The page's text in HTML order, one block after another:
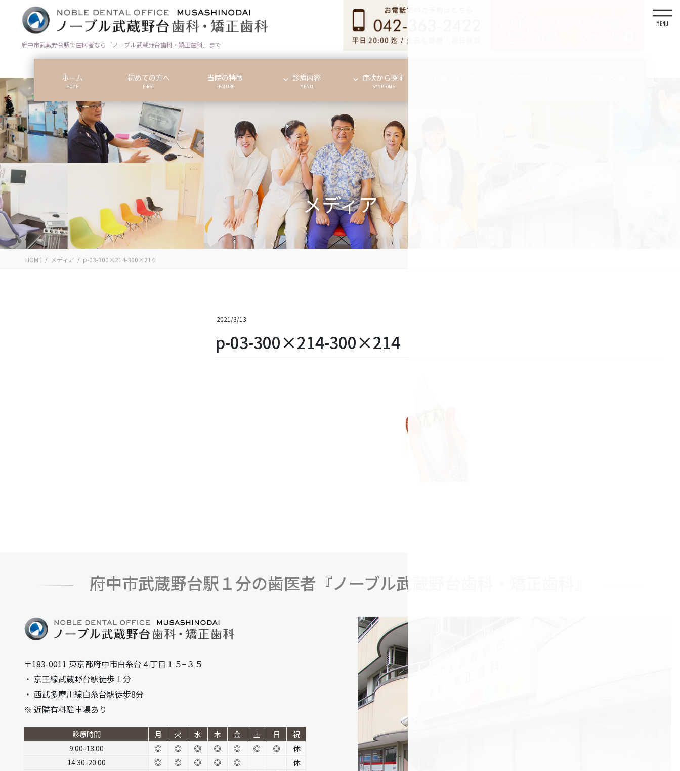
移
動
ン
に
移
動
府中市武蔵野台駅で歯医者なら『ノーブル武蔵野台歯科・矯正歯科』まで
ホーム
HOME
初めての方へ
FIRST
当院の特徴
FEATURE
診療内容
MENU
症状から探す
SYMPTOMS
メディア
HOME メディア p-03-300×214-300×214
2021/3/13
p-03-300×214-300×214
府中市武蔵野台駅１分の歯医者『ノーブル武蔵野台歯科・矯正歯科』
〒183-0011 東京都府中市白糸台４丁目１５−３５
・ 京王線武蔵野台駅徒歩１分
・ 西武多摩川線白糸台駅徒歩8分
※ 近隣有料駐車場あり
診療時間 月 火 水 木 金 土 日
祝
9:00-13:00
◎ ◎ ◎ ◎ ◎ ◎ ◎
休
14:30-20:00
◎ ◎ ◎ ◎ ◎
休